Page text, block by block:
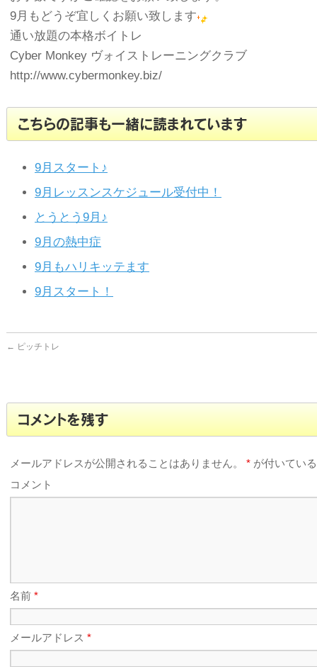
9月もどうぞ宜しくお願い致します
通い放題の本格ボイトレ
Cyber Monkey ヴォイストレーニングクラブ
http://www.cybermonkey.biz/
こちらの記事も一緒に読まれています
9月スタート♪
9月レッスンスケジュール受付中！
とうとう9月♪
9月の熱中症
9月もハリキッテます
9月スタート！
← ピッチトレ
コメントを残す
メールアドレスが公開されることはありません。 * が付いてい
コメント
名前 *
メールアドレス *